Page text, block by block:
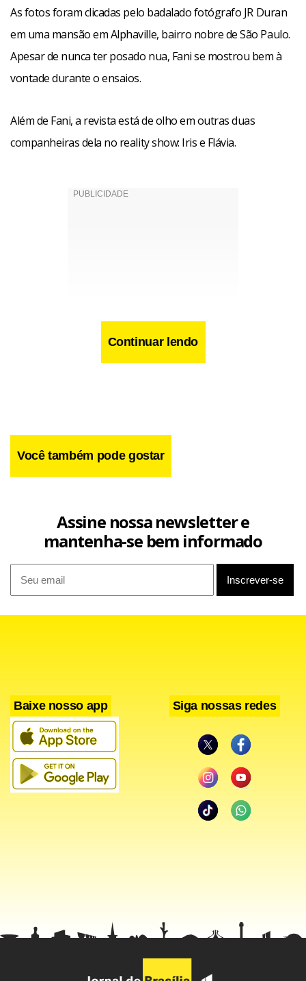
As fotos foram clicadas pelo badalado fotógrafo JR Duran
em uma mansão em Alphaville, bairro nobre de São Paulo.
Apesar de nunca ter posado nua, Fani se mostrou bem à
vontade durante o ensaios.
Além de Fani, a revista está de olho em outras duas
companheiras dela no reality show: Iris e Flávia.
Facebook
WhatsApp
LinkedIn
Twitter
X
Continuar lendo
Você também pode gostar
Assine nossa newsletter e
mantenha-se bem informado
Baixe nosso app Siga nossas redes